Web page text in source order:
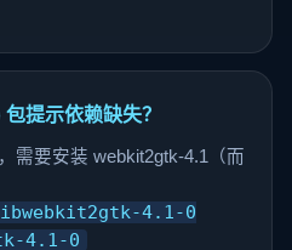
提示依赖缺失？
需要安装 webkit2gtk-4.1（而
4.1-0
4.1-0